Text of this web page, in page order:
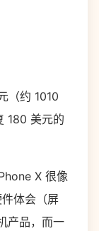
（约 1010
180 美元的
X 很像
体会（屏
产品，而一